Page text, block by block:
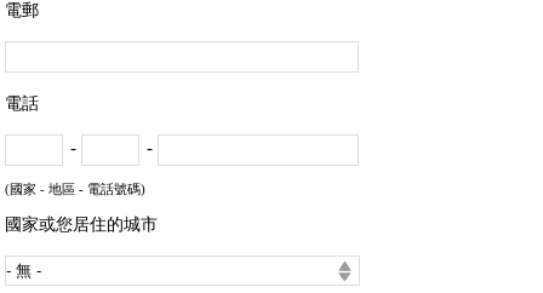
電郵
電話
- -
(國家 - 地區 - 電話號碼)
國家或您居住的城市